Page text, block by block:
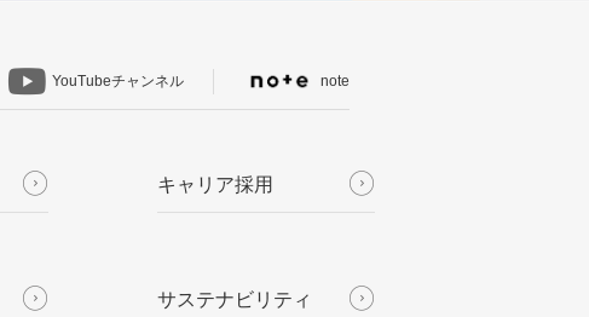
YouTubeチャンネル note
キャリア採用
サステナビリティ